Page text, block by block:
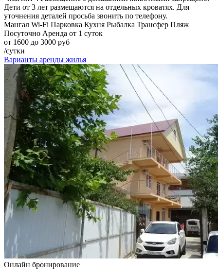
Дети от 3 лет размещаются на отдельных кроватях. Для
уточнения деталей просьба звонить по телефону.
Мангал Wi-Fi Парковка Кухня Рыбалка Трансфер Пляж
Посуточно Аренда от 1 суток
от 1600 до 3000 руб
/сутки
Варианты аренды жилья
Онлайн бронирование